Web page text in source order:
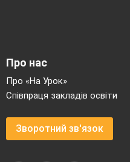
Про нас
Про «На Урок»
Співпраця закладів освіти
Зворотний зв'язок